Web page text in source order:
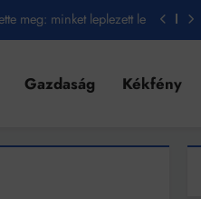
meg: minket leplezett le
tesz, mint a szerelem
Gazdaság Kékfény